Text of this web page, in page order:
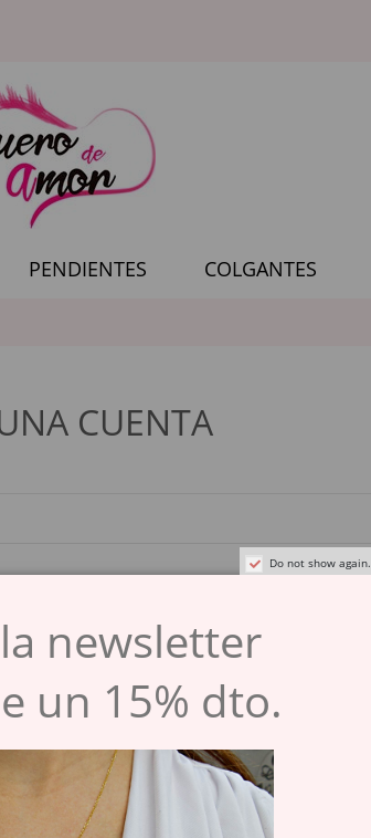
PENDIENTES COLGANTES
CUENTA
espacio.
espacio.
Do not show again.
newsletter
un 15% dto.